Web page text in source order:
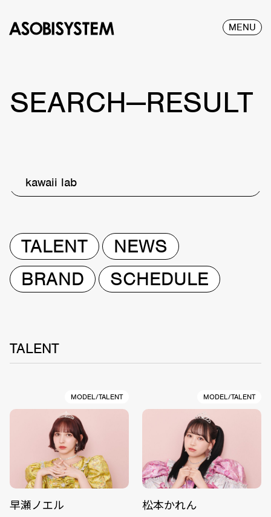
MENU
SEARCH—RESULT
kawaii lab
TALENT
NEWS
BRAND
SCHEDULE
TALENT
MODEL/TALENT
早瀬ノエル
MODEL/TALENT
松本かれん